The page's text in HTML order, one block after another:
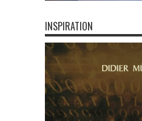
INSPIRATION